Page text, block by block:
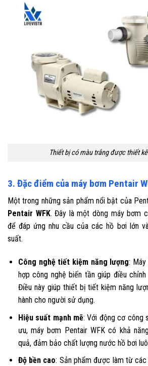
Thiết bị có màu trắng được thiết
3. Đặc điểm của máy bơm Pentair
Một trong những sản phẩm nổi bật của
Pentair WFK. Đây là một dòng máy bơm
để đáp ứng nhu cầu của các hồ bơi lớn
suất.
Công nghệ tiết kiệm năng lượng:
hợp công nghệ biến tần giúp điều
Điều này giúp thiết bị tiết kiệm năng
hành cho người sử dụng.
Hiệu suất mạnh mẽ: Với động cơ công
ưu, máy bơm Pentair WFK có khả
quả, đảm bảo chất lượng nước hồ bơi
Độ bền cao: Sản phẩm được làm từ